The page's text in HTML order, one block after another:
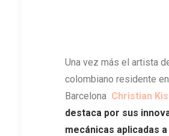
Una vez más el artista
colombiano residente en
Barcelona Christian
destaca por sus
mecánicas aplicadas a